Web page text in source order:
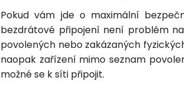
Pokud vám jde o maximální
bezdrátové připojení není problém
povolených nebo zakázaných
naopak zařízení mimo seznam
možné se k síti připojit.